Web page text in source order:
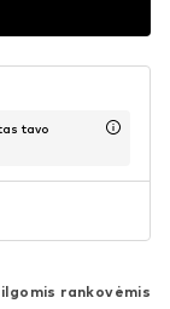
tavo
rankovėmis